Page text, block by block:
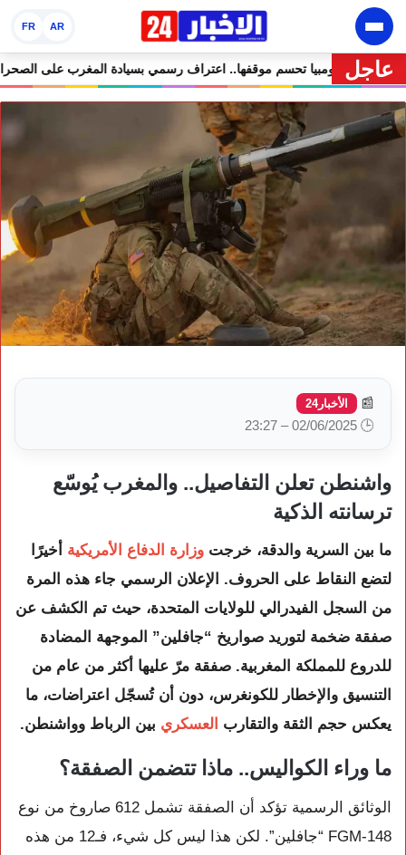
AR
FR
عاجل
في مرمى التعليقات الساخرة 🔥 كولومبيا تحسم موقفها.. اعتراف رسمي
📰 الأخبار24
🕒 02/06/2025 – 23:27
واشنطن تعلن التفاصيل.. والمغرب يُوسّع
ترسانته الذكية
ما بين السرية والدقة، خرجت وزارة الدفاع الأمريكية أخيرًا
لتضع النقاط على الحروف. الإعلان الرسمي جاء هذه المرة
من السجل الفيدرالي للولايات المتحدة، حيث تم الكشف عن
صفقة ضخمة لتوريد صواريخ “جافلين” الموجهة المضادة
للدروع للمملكة المغربية. صفقة مرّ عليها أكثر من عام من
التنسيق والإخطار للكونغرس، دون أن تُسجّل اعتراضات، ما
يعكس حجم الثقة والتقارب العسكري بين الرباط وواشنطن.
ما وراء الكواليس.. ماذا تتضمن الصفقة؟
الوثائق الرسمية تؤكد أن الصفقة تشمل 612 صاروخ من نوع
FGM-148 “جافلين”. لكن هذا ليس كل شيء، فـ12 من هذه